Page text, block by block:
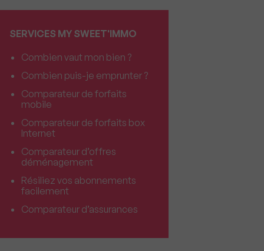
SERVICES MY SWEET'IMMO
Combien vaut mon bien ?
Combien puis-je emprunter ?
Comparateur de forfaits
mobile
Comparateur de forfaits box
Internet
Comparateur d’offres
déménagement
Résiliez vos abonnements
facilement
Comparateur d’assurances